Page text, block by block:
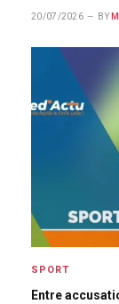
20/07/2026 BY
SPORT
Entre